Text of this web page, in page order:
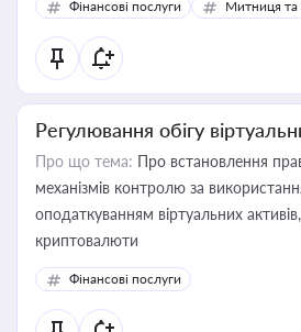
Фінансові послуги Митниця
Регулювання обігу
Про що тема: Про встановлення
механізмів контролю за
оподаткуванням віртуальних
криптовалюти
Фінансові послуги